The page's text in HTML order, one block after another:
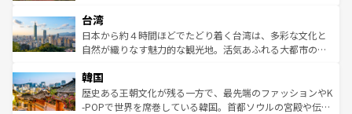
ならではの贅沢な旅のスタイルだ。 なお、新着のアメリカ
情報はコンテンツ一覧を参照してほしい。
れるおもてなしの心で訪れる人々を迎えてくれるハワイの
人々、おいしいローカルフードやハワイアンミュージッ
ク、伝統的なフラダンスなど、すべてがハワイの魅力を彩
ワイを、存分に味わってほしい。 なお、新着のハワイ情報
はコンテンツ一覧を参照してほしい。
リアリーフや大陸中央部にそびえるウルル（エアーズロッ
ク）、タスマニアの美しい原生林やケアンズの熱帯雨林な
ど、見どころがたくさん。また、カフェやワイン、オージ
いる。アクティビティも充実しており、サーフィンやダイ
ビング、ハイキングなど、アウトドア好きにはたまらな
い。オーストラリアの多彩な魅力を存分に味わいつくそ
台湾
日本から約４時間ほどでたどり着く台湾は、多彩な文化と
自然が織りなす魅力的な観光地。活気あふれる大都市の台
ン）、静ひつな山岳地帯である台湾東部など、都市の喧騒
と山間の静けさが共存しており、訪れる人に新しい発見と
驚きをもたらしてくれる。また、奥深い台湾の食文化も魅
韓国
歴史ある王朝文化が残る一方で、最先端のファッションやK
-POPで世界を席巻している韓国。首都ソウルの宮殿や伝統